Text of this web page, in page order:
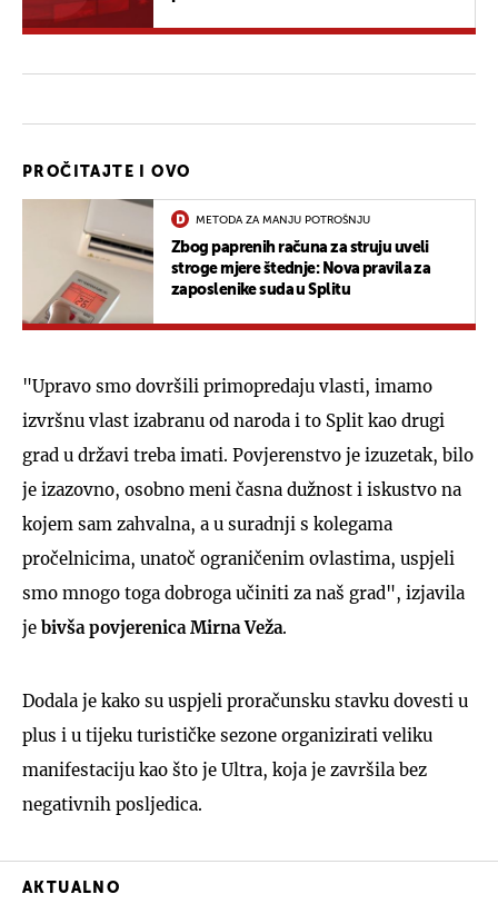
PROČITAJTE I OVO
METODA ZA MANJU POTROŠNJU
Zbog paprenih računa za struju uveli
stroge mjere štednje: Nova pravila za
zaposlenike suda u Splitu
"Upravo smo dovršili primopredaju vlasti, imamo
izvršnu vlast izabranu od naroda i to Split kao drugi
grad u državi treba imati. Povjerenstvo je izuzetak, bilo
je izazovno, osobno meni časna dužnost i iskustvo na
kojem sam zahvalna, a u suradnji s kolegama
pročelnicima, unatoč ograničenim ovlastima, uspjeli
smo mnogo toga dobroga učiniti za naš grad", izjavila
je bivša povjerenica Mirna Veža.
Dodala je kako su uspjeli proračunsku stavku dovesti u
plus i u tijeku turističke sezone organizirati veliku
manifestaciju kao što je Ultra, koja je završila bez
negativnih posljedica.
AKTUALNO